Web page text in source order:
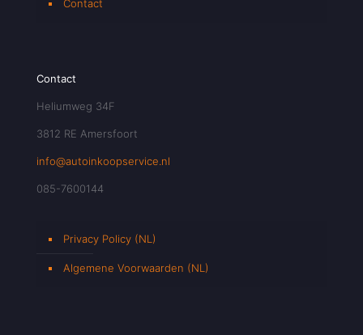
Contact
Contact
Heliumweg 34F
3812 RE Amersfoort
info@autoinkoopservice.nl
085-7600144
Privacy Policy (NL)
Algemene Voorwaarden (NL)